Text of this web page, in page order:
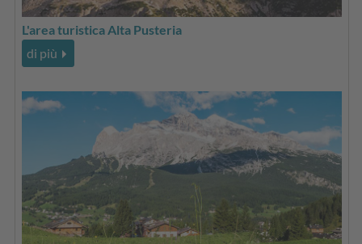
L'area turistica Alta Pusteria
di più